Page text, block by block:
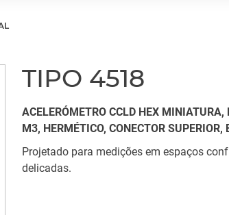
TIPO 4518
ACELERÓMETRO CCLD HEX
M3, HERMÉTICO, CONECTOR SUPERIOR,
Projetado para medições em espaços
delicadas.